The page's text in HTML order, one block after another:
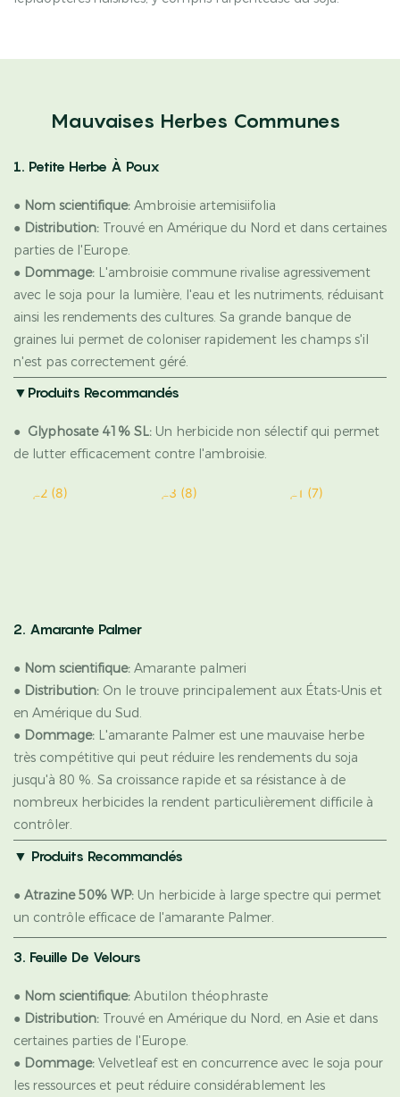
Mauvaises Herbes Communes
1. Petite Herbe À Poux
● Nom scientifique: Ambroisie artemisiifolia
● Distribution: Trouvé en Amérique du Nord et dans certaines
parties de l'Europe.
● Dommage: L'ambroisie commune rivalise agressivement
avec le soja pour la lumière, l'eau et les nutriments, réduisant
ainsi les rendements des cultures. Sa grande banque de
graines lui permet de coloniser rapidement les champs s'il
n'est pas correctement géré.
▼Produits Recommandés
● Glyphosate 41% SL: Un herbicide non sélectif qui permet
de lutter efficacement contre l'ambroisie.
2. Amarante Palmer
● Nom scientifique: Amarante palmeri
● Distribution: On le trouve principalement aux États-Unis et
en Amérique du Sud.
● Dommage: L'amarante Palmer est une mauvaise herbe
très compétitive qui peut réduire les rendements du soja
jusqu'à 80 %. Sa croissance rapide et sa résistance à de
nombreux herbicides la rendent particulièrement difficile à
contrôler.
▼ Produits Recommandés
● Atrazine 50% WP: Un herbicide à large spectre qui permet
un contrôle efficace de l'amarante Palmer.
3. Feuille De Velours
● Nom scientifique: Abutilon théophraste
● Distribution: Trouvé en Amérique du Nord, en Asie et dans
certaines parties de l'Europe.
● Dommage: Velvetleaf est en concurrence avec le soja pour
les ressources et peut réduire considérablement les